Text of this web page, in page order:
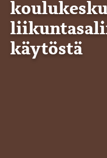
käytöstä